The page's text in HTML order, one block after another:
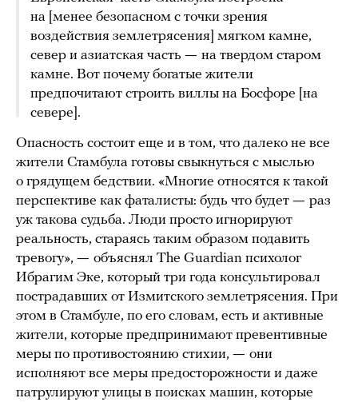
на [менее безопасном с точки зрения
воздействия землетрясения] мягком камне,
север и азиатская часть — на твердом старом
камне. Вот почему богатые жители
предпочитают строить виллы на Босфоре [на
севере].
Опасность состоит еще и в том, что далеко не все
жители Стамбула готовы свыкнуться с мыслью
о грядущем бедствии. «Многие относятся к такой
перспективе как фаталисты: будь что будет — раз
уж такова судьба. Люди просто игнорируют
реальность, стараясь таким образом подавить
тревогу», — объяснял The Guardian психолог
Ибрагим Эке, который три года консультировал
пострадавших от Измитского землетрясения. При
этом в Стамбуле, по его словам, есть и активные
жители, которые предпринимают превентивные
меры по противостоянию стихии, — они
исполняют все меры предосторожности и даже
патрулируют улицы в поисках машин, которые